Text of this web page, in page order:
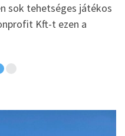
sok tehetséges játékos
Kft-t ezen a